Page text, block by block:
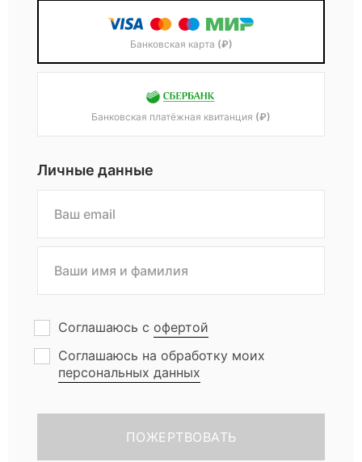
Банковская карта (₽)
Банковская платёжная квитанция (₽)
Личные данные
Соглашаюсь с офертой
Соглашаюсь на обработку моих
персональных данных